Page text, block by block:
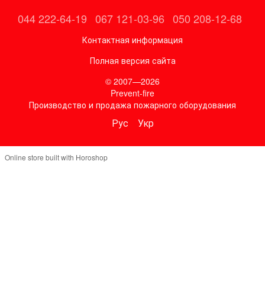
044 222-64-19 067 121-03-96 050 208-12-68
Контактная информация
Полная версия сайта
© 2007—2026
Prevent-fire
Производство и продажа пожарного оборудования
Рус Укр
Online store built with Horoshop